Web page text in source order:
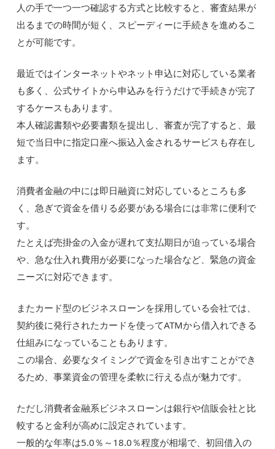
人の手で一つ一つ確認する方式と比較すると、審査結果が
出るまでの時間が短く、スピーディーに手続きを進めるこ
とが可能です。
最近ではインターネットやネット申込に対応している業者
も多く、公式サイトから申込みを行うだけで手続きが完了
するケースもあります。
本人確認書類や必要書類を提出し、審査が完了すると、最
短で当日中に指定口座へ振込入金されるサービスも存在し
ます。
消費者金融の中には即日融資に対応しているところも多
く、急ぎで資金を借りる必要がある場合には非常に便利で
す。
たとえば売掛金の入金が遅れて支払期日が迫っている場合
や、急な仕入れ費用が必要になった場合など、緊急の資金
ニーズに対応できます。
またカード型のビジネスローンを採用している会社では、
契約後に発行されたカードを使ってATMから借入れできる
仕組みになっていることもあります。
この場合、必要なタイミングで資金を引き出すことができ
るため、事業資金の管理を柔軟に行える点が魅力です。
ただし消費者金融系ビジネスローンは銀行や信販会社と比
較すると金利が高めに設定されています。
一般的な年率は5.0％～18.0％程度が相場で、初回借入の